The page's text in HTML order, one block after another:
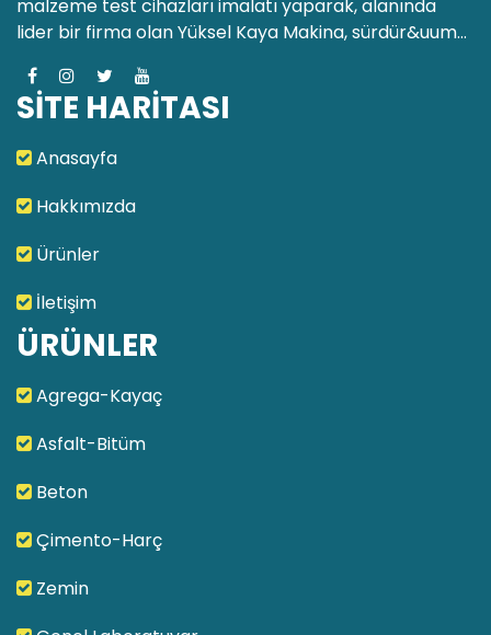
malzeme test cihazları imalatı yaparak, alanında
lider bir firma olan Yüksel Kaya Makina, sürdür&uum...
SİTE HARİTASI
Anasayfa
Hakkımızda
Ürünler
İletişim
ÜRÜNLER
Agrega-Kayaç
Asfalt-Bitüm
Beton
Çimento-Harç
Zemin